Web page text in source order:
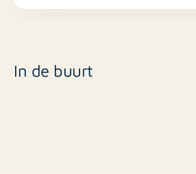
In de buurt